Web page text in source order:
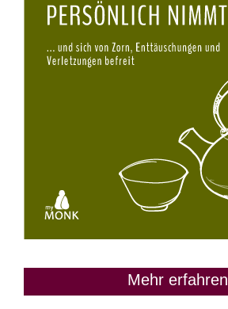
Mehr erfahren